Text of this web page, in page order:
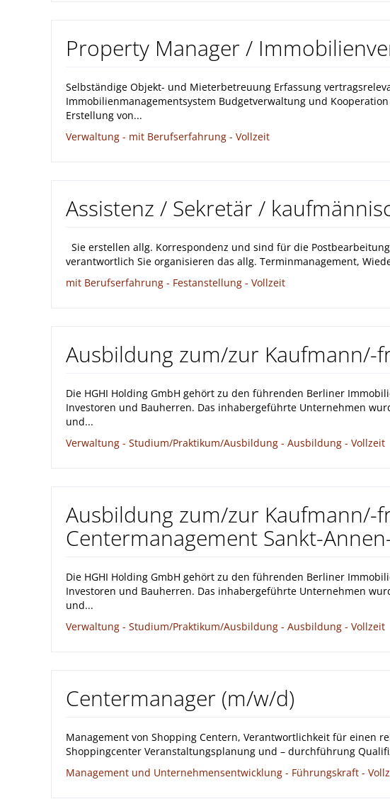
Property Manager /
Selbständige Objekt- und Mieterbetreuung Erfassung
Immobilienmanagementsystem Budgetverwaltung und
Erstellung von...
Verwaltung - mit Berufserfahrung - Vollzeit
Assistenz / Sekretär /
Sie erstellen allg. Korrespondenz und sind für die
verantwortlich Sie organisieren das allg. Terminmanagement,
mit Berufserfahrung - Festanstellung - Vollzeit
Ausbildung zum/zur
Die HGHI Holding GmbH gehört zu den führenden Berliner
Investoren und Bauherren. Das inhabergeführte Unternehmen
und...
Verwaltung - Studium/Praktikum/Ausbildung - Ausbildung - Vollzeit
Ausbildung zum/zur
Centermanagement Sankt-
Die HGHI Holding GmbH gehört zu den führenden Berliner
Investoren und Bauherren. Das inhabergeführte Unternehmen
und...
Verwaltung - Studium/Praktikum/Ausbildung - Ausbildung - Vollzeit
Centermanager (m/w/d)
Management von Shopping Centern, Verantwortlichkeit für einen
Shoppingcenter Veranstaltungsplanung und – durchführung
Management und Unternehmensentwicklung - Führungskraft -